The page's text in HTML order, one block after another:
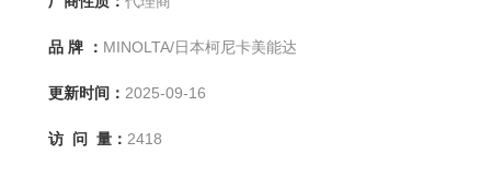
品 牌 ： MINOLTA/日本柯尼卡美能达
更新时间： 2025-09-16
访 问 量： 2418